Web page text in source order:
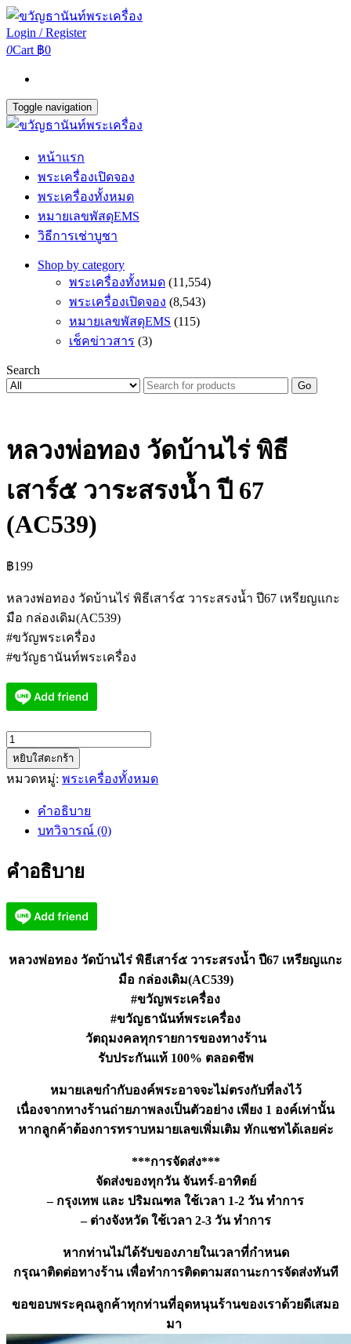
Login / Register
0Cart ฿0
Toggle navigation
หน้าแรก
พระเครื่องเปิดจอง
พระเครื่องทั้งหมด
หมายเลขพัสดุEMS
วิธีการเช่าบูชา
Shop by category
พระเครื่องทั้งหมด (11,554)
พระเครื่องเปิดจอง (8,543)
หมายเลขพัสดุEMS (115)
เช็คข่าวสาร (3)
Search
Go
หลวงพ่อทอง วัดบ้านไร่ พิธี
เสาร์๕ วาระสรงน้ำ ปี 67
(AC539)
฿199
หลวงพ่อทอง วัดบ้านไร่ พิธีเสาร์๕ วาระสรงน้ำ ปี67 เหรียญแกะ
มือ กล่องเดิม(AC539)
#ขวัญพระเครื่อง
#ขวัญธานันท์พระเครื่อง
จำนวน
หลวง
พ่อ
บ้านไร่
เสาร์๕
สรง
ปี
หยิบใส่ตะกร้า
หมวดหมู่: พระเครื่องทั้งหมด
คำอธิบาย
บทวิจารณ์ (0)
คำอธิบาย
หลวงพ่อทอง วัดบ้านไร่ พิธีเสาร์๕ วาระสรงน้ำ ปี67 เหรียญแกะ
มือ กล่องเดิม(AC539)
#ขวัญพระเครื่อง
#ขวัญธานันท์พระเครื่อง
วัตถุมงคลทุกรายการของทางร้าน
รับประกันแท้ 100% ตลอดชีพ
หมายเลขกำกับองค์พระอาจจะไม่ตรงกับที่ลงไว้
เนื่องจากทางร้านถ่ายภาพลงเป็นตัวอย่าง เพียง 1 องค์เท่านั้น
หากลูกค้าต้องการทราบหมายเลขเพิ่มเติม ทักแชทได้เลยค่ะ
***การจัดส่ง***
จัดส่งของทุกวัน จันทร์-อาทิตย์
– กรุงเทพ และ ปริมณฑล ใช้เวลา 1-2 วัน ทำการ
– ต่างจังหวัด ใช้เวลา 2-3 วัน ทำการ
หากท่านไม่ได้รับของภายในเวลาที่กำหนด
กรุณาติดต่อทางร้าน เพื่อทำการติดตามสถานะการจัดส่งทันที
ขอขอบพระคุณลูกค้าทุกท่านที่อุดหนุนร้านของเราด้วยดีเสมอ
มา